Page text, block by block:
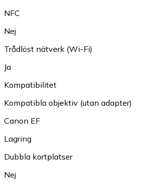
NFC
Nej
Trådlöst nätverk (Wi-Fi)
Ja
Kompatibilitet
Kompatibla objektiv (utan adapter)
Canon EF
Lagring
Dubbla kortplatser
Nej